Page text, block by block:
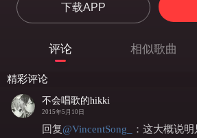
下载APP
评论 相似歌曲
精彩评论
不会唱歌的hikki
2015年5月10日
回复@VincentSong_ ： 这大概说明